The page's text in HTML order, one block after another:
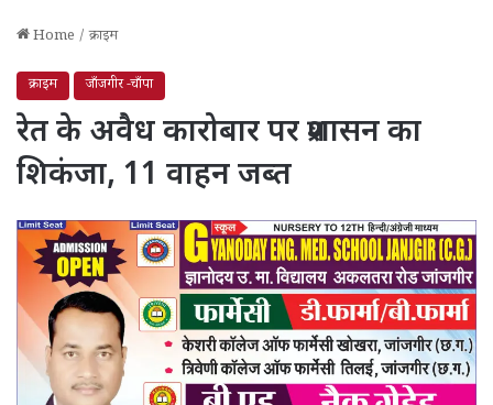
Home / क्राइम
क्राइम जाँजगीर -चाँपा
रेत के अवैध कारोबार पर प्रशासन का
शिकंजा, 11 वाहन जब्त